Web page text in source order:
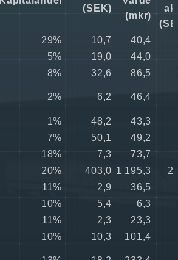
(SEK)
(mkr)
29% 10,7 40,4
5% 19,0 44,0
8% 32,6 86,5
2% 6,2 46,4
1% 48,2 43,3
7% 50,1 49,2
18% 7,3 73,7
20% 403,0 1 195,3
11% 2,9 36,5
10% 5,4 6,3
11% 2,3 23,3
10% 10,3 101,4